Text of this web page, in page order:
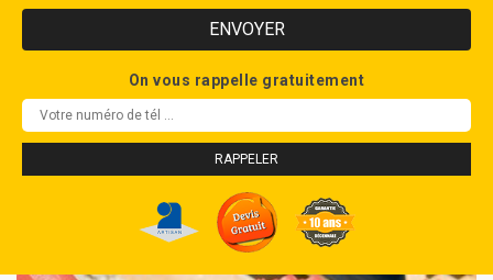
On vous rappelle gratuitement